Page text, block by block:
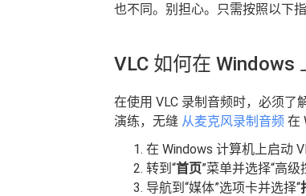
也不同。别担心。只需按照以下指
VLC 如何在 Windows
在使用 VLC 录制音频时，必须了
演练，无缝 从麦克风录制音频 在
在 Windows 计算机上启动
转到“首页”菜单并选择“高级
导航到“媒体”选项卡并选择“